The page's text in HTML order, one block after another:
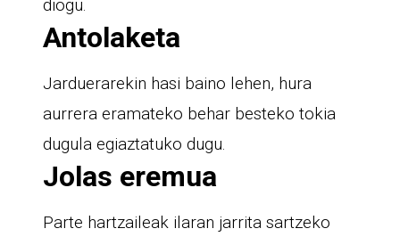
diogu.
Antolaketa
Jarduerarekin hasi baino lehen, hura
aurrera eramateko behar besteko tokia
dugula egiaztatuko dugu.
Jolas eremua
Parte hartzaileak ilaran jarrita sartzeko